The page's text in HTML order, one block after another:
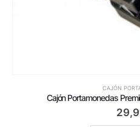
CAJÓN
Cajón Portamonedas